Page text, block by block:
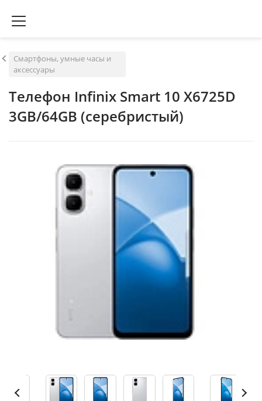
Смартфоны, умные часы и
аксессуары
Телефон Infinix Smart 10 X6725D
3GB/64GB (серебристый)